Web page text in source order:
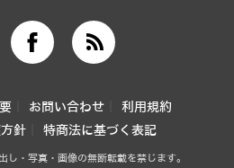
お問い合わせ
利用規約
針
特商法に基づく表記
し・写真・画像の無断転載を禁じます。